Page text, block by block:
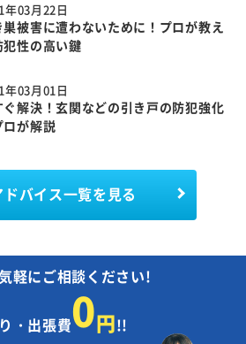
年03月22日
巣被害に遭わないために！プロが教え
犯性の高い鍵
年03月01日
ぐ解決！玄関などの引き戸の防犯強化
ロが解説
バイス一覧を見る
軽にご相談ください!
・出張費0円!!